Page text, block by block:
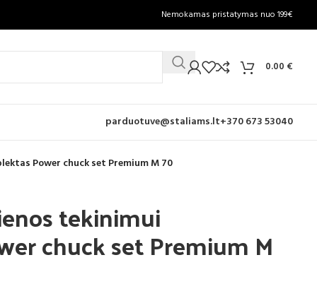
Nemokamas pristatymas nuo 199€
0.00 €
parduotuve@staliams.lt+370 673 53040
Power chuck set Premium M 70
tekinimui
chuck set Premium M